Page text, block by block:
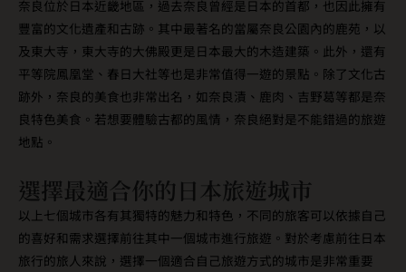
奈良位於日本近畿地區，過去奈良曾經是日本的首都，也因此擁有
豐富的文化遺產和古跡。其中最著名的當屬奈良公園內的鹿苑，以
及東大寺，東大寺的大佛殿更是日本最大的木造建築。此外，還有
平等院鳳凰堂、春日大社等也是非常值得一遊的景點。除了文化古
跡外，奈良的美食也非常出名，如奈良漬、鹿肉、吉野葛等都是奈
良特色美食。若想要體驗古都的風情，奈良絕對是不能錯過的旅遊
地點。
選擇最適合你的日本旅遊城市
以上七個城市各有其獨特的魅力和特色，不同的旅客可以依據自己
的喜好和需求選擇前往其中一個城市進行旅遊。對於考慮前往日本
旅行的旅人來說，選擇一個適合自己旅遊方式的城市是非常重要